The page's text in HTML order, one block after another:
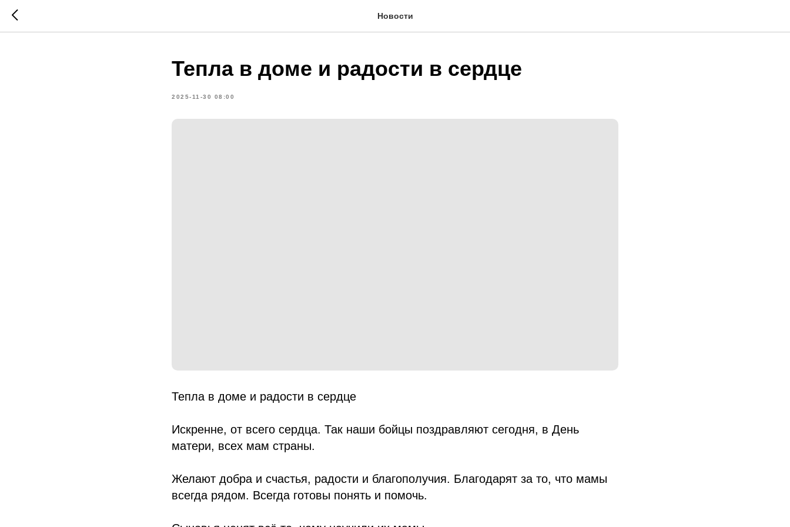
Новости
Тепла в доме и радости в сердце
2025-11-30 08:00
Тепла в доме и радости в сердце
Искренне, от всего сердца. Так наши бойцы поздравляют сегодня, в День
матери, всех мам страны.
Желают добра и счастья, радости и благополучия. Благодарят за то, что мамы
всегда рядом. Всегда готовы понять и помочь.